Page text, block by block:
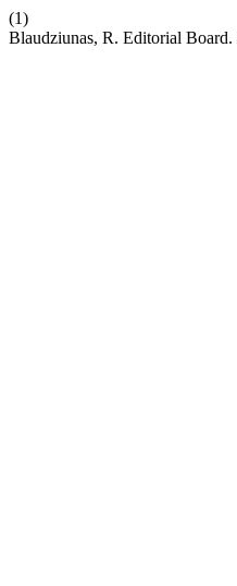
(1)
Blaudziunas, R. Editorial Board.